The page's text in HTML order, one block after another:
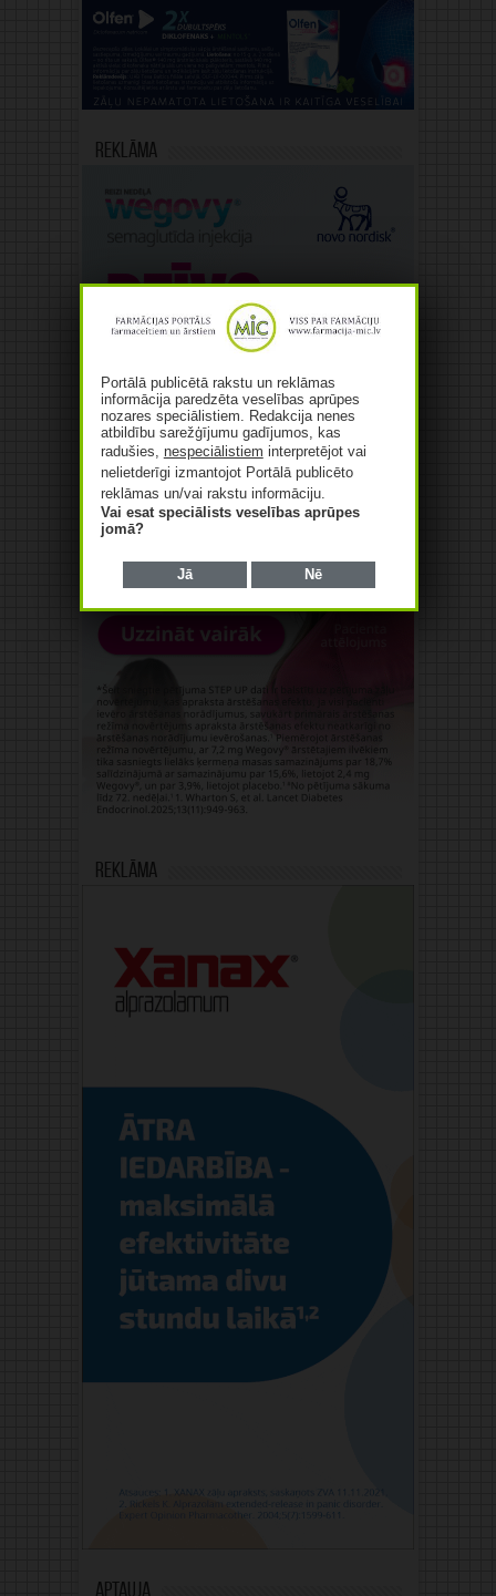
Reklāma
Reklāma
Portālā publicētā rakstu un reklāmas
informācija paredzēta veselības aprūpes
nozares speciālistiem. Redakcija nenes
atbildību sarežģījumu gadījumos, kas
radušies, nespeciālistiem interpretējot vai
nelietderīgi izmantojot Portālā publicēto
reklāmas un/vai rakstu informāciju.
Vai esat speciālists veselības aprūpes
jomā?
Jā Nē